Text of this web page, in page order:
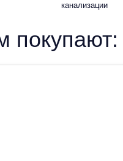
канализации
покупают: